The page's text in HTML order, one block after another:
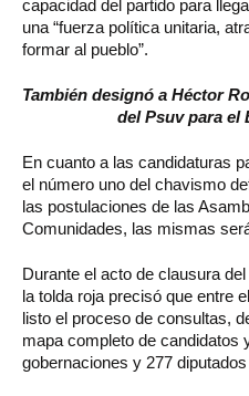
capacidad del partido para
una “fuerza política unitaria,
formar al pueblo”.
También designó a Héctor
del Psuv para el
En cuanto a las candidaturas
el número uno del chavismo
las postulaciones de las
Comunidades, las mismas
Durante el acto de clausura
la tolda roja precisó que entre
listo el proceso de consultas,
mapa completo de candidatos
gobernaciones y 277